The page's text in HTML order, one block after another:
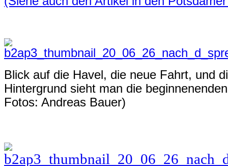
Blick auf die Havel, die neue Fahrt, und
Hintergrund sieht man die
Fotos: Andreas Bauer)